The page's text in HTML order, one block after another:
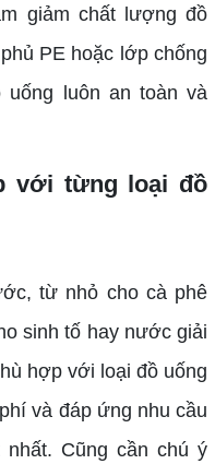
giảm chất lượng đồ
PE hoặc lớp chống
luôn an toàn và
với từng loại đồ
từ nhỏ cho cà phê
sinh tố hay nước giải
hợp với loại đồ uống
và đáp ứng nhu cầu
nhất. Cũng cần chú ý